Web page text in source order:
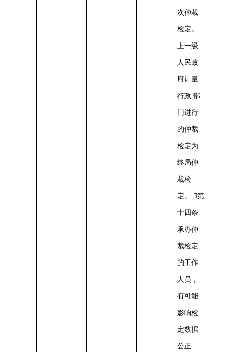
次仲裁
检定。
上一级
人民政
府计量
行政 部
门进行
的仲裁
检定为
终局仲
裁检
定。 第
十四条
承办仲
裁检定
的工作
人员，
有可能
影响检
定数据
公正